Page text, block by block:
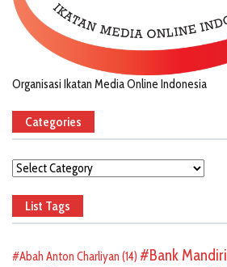
Organisasi Ikatan Media Online Indonesia
Categories
Categories
List Tags
Abah Anton Charliyan (14) Bank Mandiri